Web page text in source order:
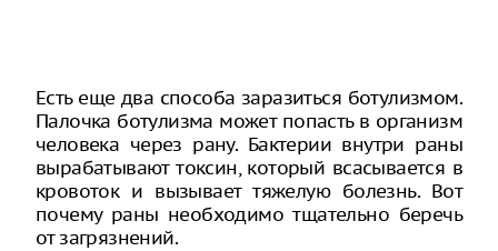
Есть еще два способа заразиться ботулизмом.
Палочка ботулизма может попасть в организм
человека через рану. Бактерии внутри раны
вырабатывают токсин, который всасывается в
кровоток и вызывает тяжелую болезнь. Вот
почему раны необходимо тщательно беречь
от загрязнений.